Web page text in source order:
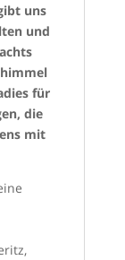
uns
und
für
die
mit